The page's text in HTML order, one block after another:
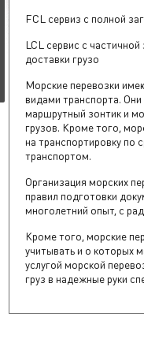
FCL сервиз с полной
LCL сервис с
доставки грузо
Морские перевозки
видами транспорта.
маршрутный зонтик и
грузов. Кроме того,
на транспортировку
транспортом.
Организация морских
правил подготовки
многолетний опыт, с
Кроме того, морские
учитывать и о которых
услугой морской
груз в надежные руки